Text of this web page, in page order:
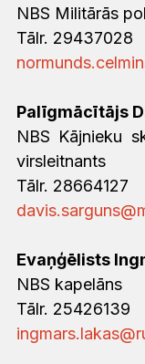
NBS Militārās
Tālr. 29437028
Palīgmācītājs
NBS Kājnieku
virsleitnants
Tālr. 28664127
Evaņģēlists
NBS kapelāns
Tālr. 25426139